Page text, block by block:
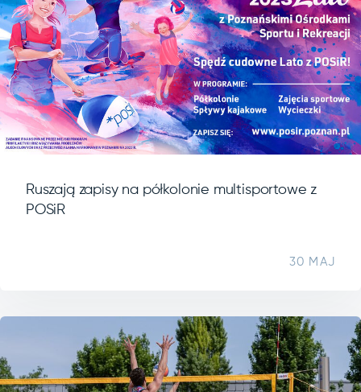
Ruszają zapisy na półkolonie multisportowe z
POSiR
30 MAJ